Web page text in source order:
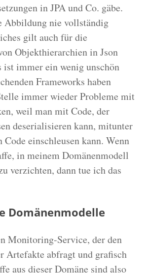
in JPA und Co. gäbe.
Abbildung nie vollständig
gilt auch für die
Objekthierarchien in Json
immer ein wenig unschön
Frameworks haben
immer wieder Probleme mit
weil man mit Code, der
deserialisieren kann, mitunter
Code einschleusen kann. Wenn
in meinem Domänenmodell
verzichten, dann tue ich das
Domänenmodelle
Monitoring-Service, der den
Artefakte abfragt und grafisch
aus dieser Domäne sind also